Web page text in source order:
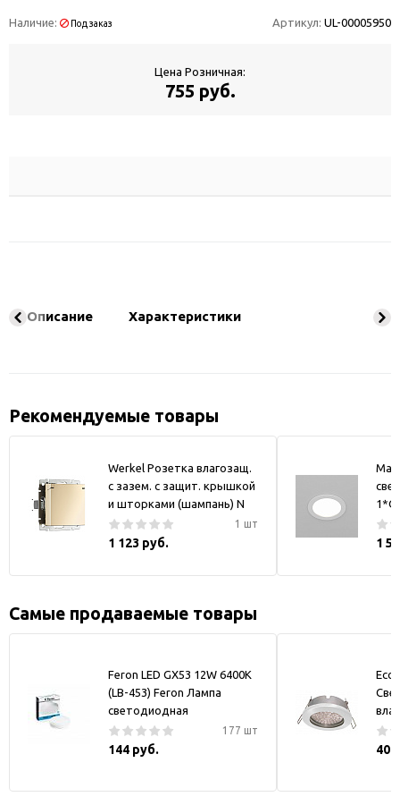
Наличие: Под заказ Артикул: UL-00005950
Цена Розничная:
755 руб.
Описание Характеристики
Рекомендуемые товары
Werkel Розетка влагозащ.
с зазем. с защит. крышкой
и шторками (шампань) N
1 шт
1 123 руб. 1
Самые продаваемые товары
Feron LED GX53 12W 6400K
(LB-453) Feron Лампа
светодиодная
177 шт
144 руб.